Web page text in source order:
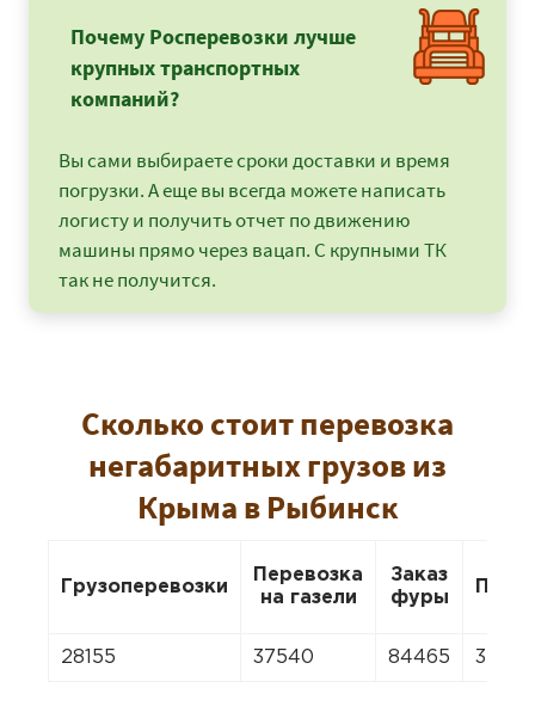
Почему Росперевозки лучше
крупных транспортных
компаний?
Вы сами выбираете сроки доставки и время
погрузки. А еще вы всегда можете написать
логисту и получить отчет по движению
машины прямо через вацап. С крупными ТК
так не получится.
Сколько стоит перевозка
негабаритных грузов из
Крыма в Рыбинск
Грузоперевозки
Перевозка
на газели
Заказ
фуры
28155 37540 84465 37540